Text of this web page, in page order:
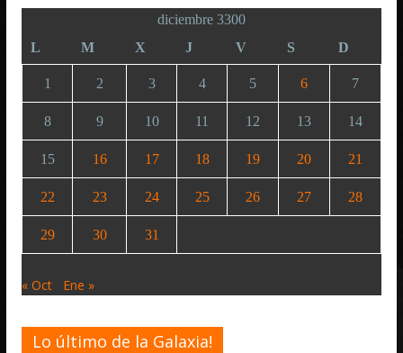
diciembre 3300
L
M X J V S D
1 2 3 4 5 6 7
8 9 10 11 12 13 14
15 16 17 18 19 20 21
22 23 24 25 26 27 28
29 30 31
« Oct Ene »
Lo último de la Galaxia!